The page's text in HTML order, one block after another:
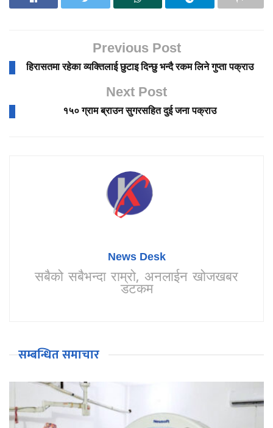
Previous Post
हिरासतमा रहेका व्यक्तिलाई छुटाइ दिन्छु भन्दै रकम लिने गुप्ता पक्राउ
Next Post
१५० ग्राम ब्राउन सुगरसहित दुई जना पक्राउ
News Desk
सबैको सबैभन्दा राम्रो, अनलाईन खोजखबर
डटकम
सम्बन्धित समाचार